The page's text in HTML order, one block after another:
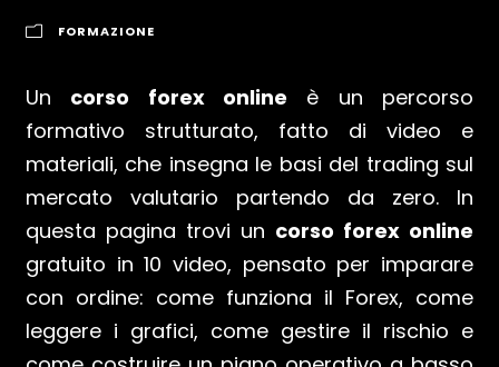
FORMAZIONE
Un corso forex online è un percorso
formativo strutturato, fatto di video e
materiali, che insegna le basi del trading sul
mercato valutario partendo da zero. In
questa pagina trovi un corso forex online
gratuito in 10 video, pensato per imparare
con ordine: come funziona il Forex, come
leggere i grafici, come gestire il rischio e